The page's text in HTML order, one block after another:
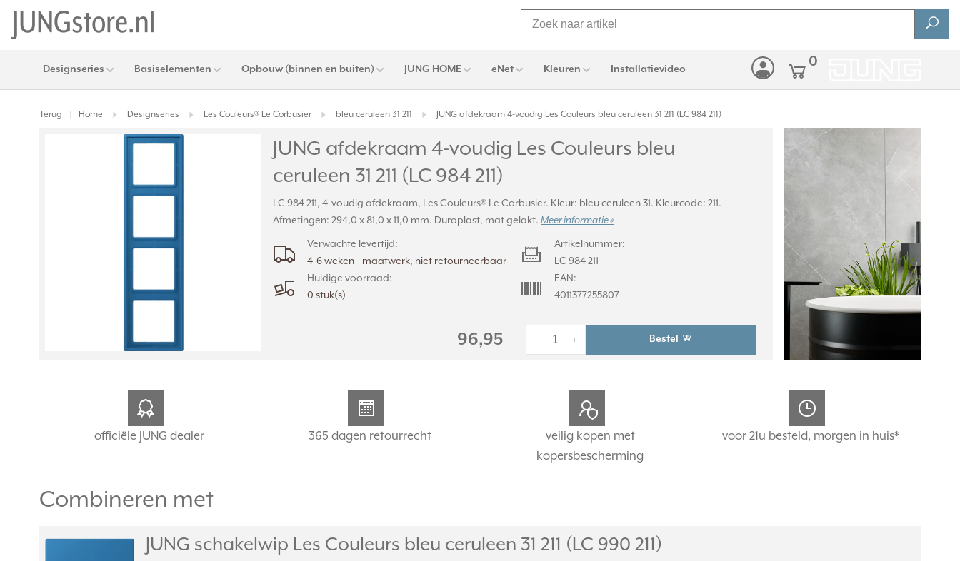
Designseries Basiselementen Opbouw (binnen en buiten) JUNG HOME eNet Kleuren Installatievideo 0
Terug Home Designseries Les Couleurs® Le Corbusier bleu ceruleen 31 211 JUNG afdekraam 4-voudig Les Couleurs bleu ceruleen 31 211 (LC 984 211)
JUNG afdekraam 4-voudig Les Couleurs bleu
ceruleen 31 211 (LC 984 211)
LC 984 211, 4-voudig afdekraam, Les Couleurs® Le Corbusier. Kleur: bleu ceruleen 31. Kleurcode: 211.
Afmetingen: 294,0 x 81,0 x 11,0 mm. Duroplast, mat gelakt.Meer informatie »
Verwachte levertijd:
4-6 weken - maatwerk, niet retourneerbaar
Huidige voorraad:
0 stuk(s)
Artikelnummer:
LC 984 211
EAN:
4011377255807
96,95 +
- Bestel
officiële JUNG dealer 365 dagen retourrecht
veilig kopen met
kopersbescherming
voor 21u besteld, morgen in huis*
Combineren met
JUNG schakelwip Les Couleurs bleu ceruleen 31 211 (LC 990 211)